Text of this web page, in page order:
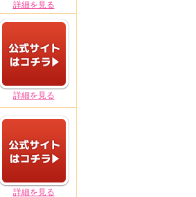
詳細を見る
詳細を見る
詳細を見る